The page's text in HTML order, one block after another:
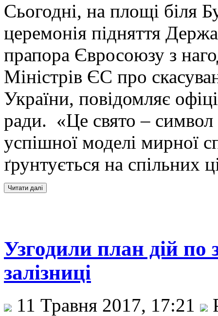
Сьогодні, на площі біля
церемонія підняття
прапора Євросоюзу з
Міністрів ЄС про
України, повідомляє
ради. «Це свято – символ
успішної моделі мирної
ґрунтується на спільних
Узгодили план дій по
залізниці
11 Травня 2017, 17:21